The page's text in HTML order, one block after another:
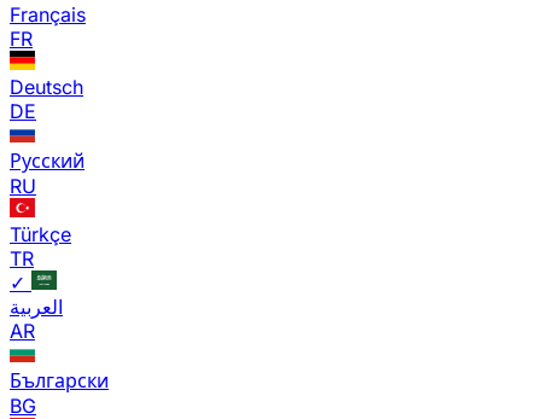
Français
FR
Deutsch
DE
Русский
RU
Türkçe
TR
✓
العربية
AR
Български
BG